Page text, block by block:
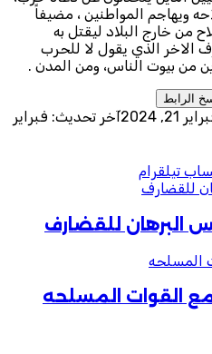
ويهاجم المواطنين ، مضيفاً
من خارج البلاد ليقتل به
الاخر الذي يقول لا للحرب
من بيوت الناس، ومن المدن .
الرابط
21, 2024
آخر تحديث: فبراير
تيلقرام
للقضارف
البرهان للقضارف
المسلحه
مع القوات المسلحه